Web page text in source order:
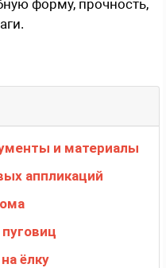
форму, прочность,
и материалы
аппликаций
ёлку